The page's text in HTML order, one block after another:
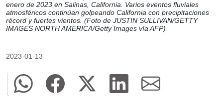
enero de 2023 en Salinas, California. Varios eventos fluviales
atmosféricos continúan golpeando California con precipitaciones
récord y fuertes vientos. (Foto de JUSTIN SULLIVAN/GETTY
IMAGES NORTH AMERICA/Getty Images vía AFP)
2023-01-13